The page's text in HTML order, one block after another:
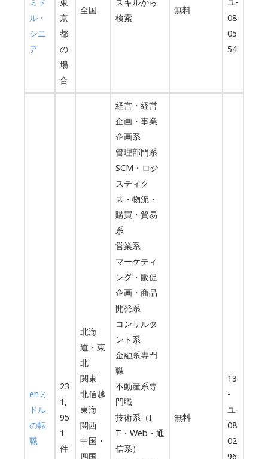
ミド
ル・
シニ
ア
東
京
都
の
場
合
全国
スキルから
検索
無料
ユ-
08
05
54
enミ
ドル
の転
職
23
1,
95
1
件
北海
道・東
北
関東
北信越
東海
関西
中国・
四国
経営・経営
企画・事業
企画系
管理部門系
SCM・ロジ
スティク
ス・物流・
購買・貿易
系
営業系
マーケティ
ング・販促
企画・商品
開発系
コンサルタ
ント系
金融系専門
職
不動産系専
門職
技術系（I
T・Web・通
信系）
無料
13
-
ユ-
08
02
96